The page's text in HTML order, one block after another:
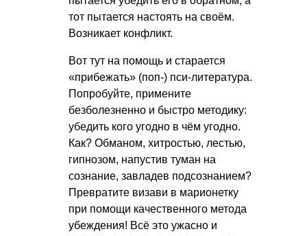
тот пытается настоять на своём.
Возникает конфликт.
Вот тут на помощь и старается
«прибежать» (поп-) пси-литература.
Попробуйте, примените
безболезненно и быстро методику:
убедить кого угодно в чём угодно.
Как? Обманом, хитростью, лестью,
гипнозом, напустив туман на
сознание, завладев подсознанием?
Превратите визави в марионетку
при помощи качественного метода
убеждения! Всё это ужасно и